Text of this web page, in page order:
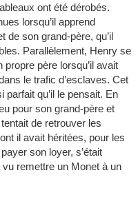
ont été dérobés.
lorsqu’il apprend
de son grand-père, qu’il
Parallèlement, Henry se
père lorsqu’il avait
le trafic d’esclaves. Cet
parfait qu’il le pensait. En
pour son grand-père et
de retrouver les
il avait héritées, pour les
son loyer, s’était
vu remettre un Monet à un